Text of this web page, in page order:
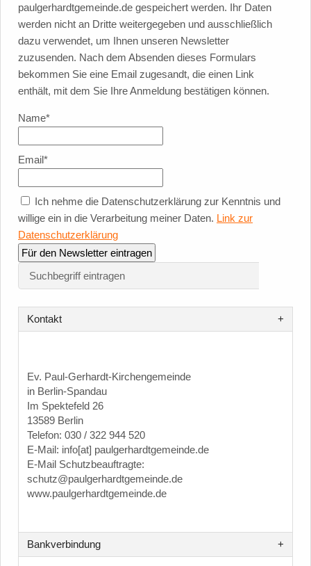
paulgerhardtgemeinde.de gespeichert werden. Ihr Daten
werden nicht an Dritte weitergegeben und ausschließlich
dazu verwendet, um Ihnen unseren Newsletter
zuzusenden. Nach dem Absenden dieses Formulars
bekommen Sie eine Email zugesandt, die einen Link
enthält, mit dem Sie Ihre Anmeldung bestätigen können.
Name*
Email*
Ich nehme die Datenschutzerklärung zur Kenntnis und
willige ein in die Verarbeitung meiner Daten. Link zur
Datenschutzerklärung
Kontakt
Ev. Paul-Gerhardt-Kirchengemeinde
in Berlin-Spandau
Im Spektefeld 26
13589 Berlin
Telefon: 030 / 322 944 520
E-Mail: info[at] paulgerhardtgemeinde.de
E-Mail Schutzbeauftragte:
schutz@paulgerhardtgemeinde.de
www.paulgerhardtgemeinde.de
Bankverbindung